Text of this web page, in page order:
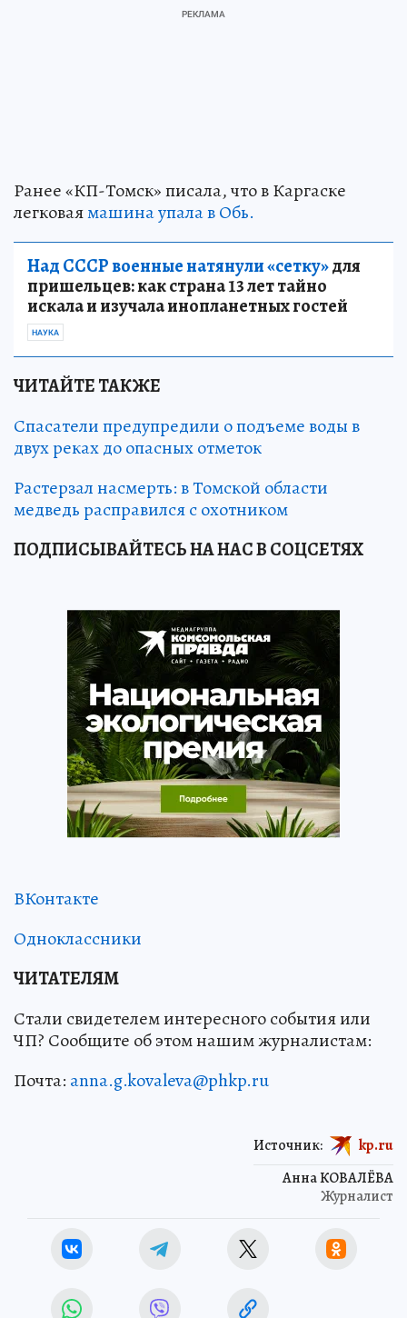
Ранее «КП-Томск» писала, что в Каргаске
легковаямашина упала в Обь.
Над СССР военные натянули «сетку»для
пришельцев: как страна 13 лет тайно
искала и изучала инопланетных гостей
НАУКА
ЧИТАЙТЕ ТАКЖЕ
Спасатели предупредили о подъеме воды в
двух реках до опасных отметок
Растерзал насмерть: в Томской области
медведь расправился с охотником
ПОДПИСЫВАЙТЕСЬ НА НАС В СОЦСЕТЯХ
ВКонтакте
Одноклассники
ЧИТАТЕЛЯМ
Стали свидетелем интересного события или
ЧП? Сообщите об этом нашим журналистам:
Почта: anna.g.kovaleva@phkp.ru
Анна КОВАЛЁВА
Журналист
Источник: kp.ru